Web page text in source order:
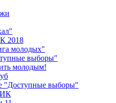
2018
молодых"
выборы"
молодым!
"Доступные выборы"